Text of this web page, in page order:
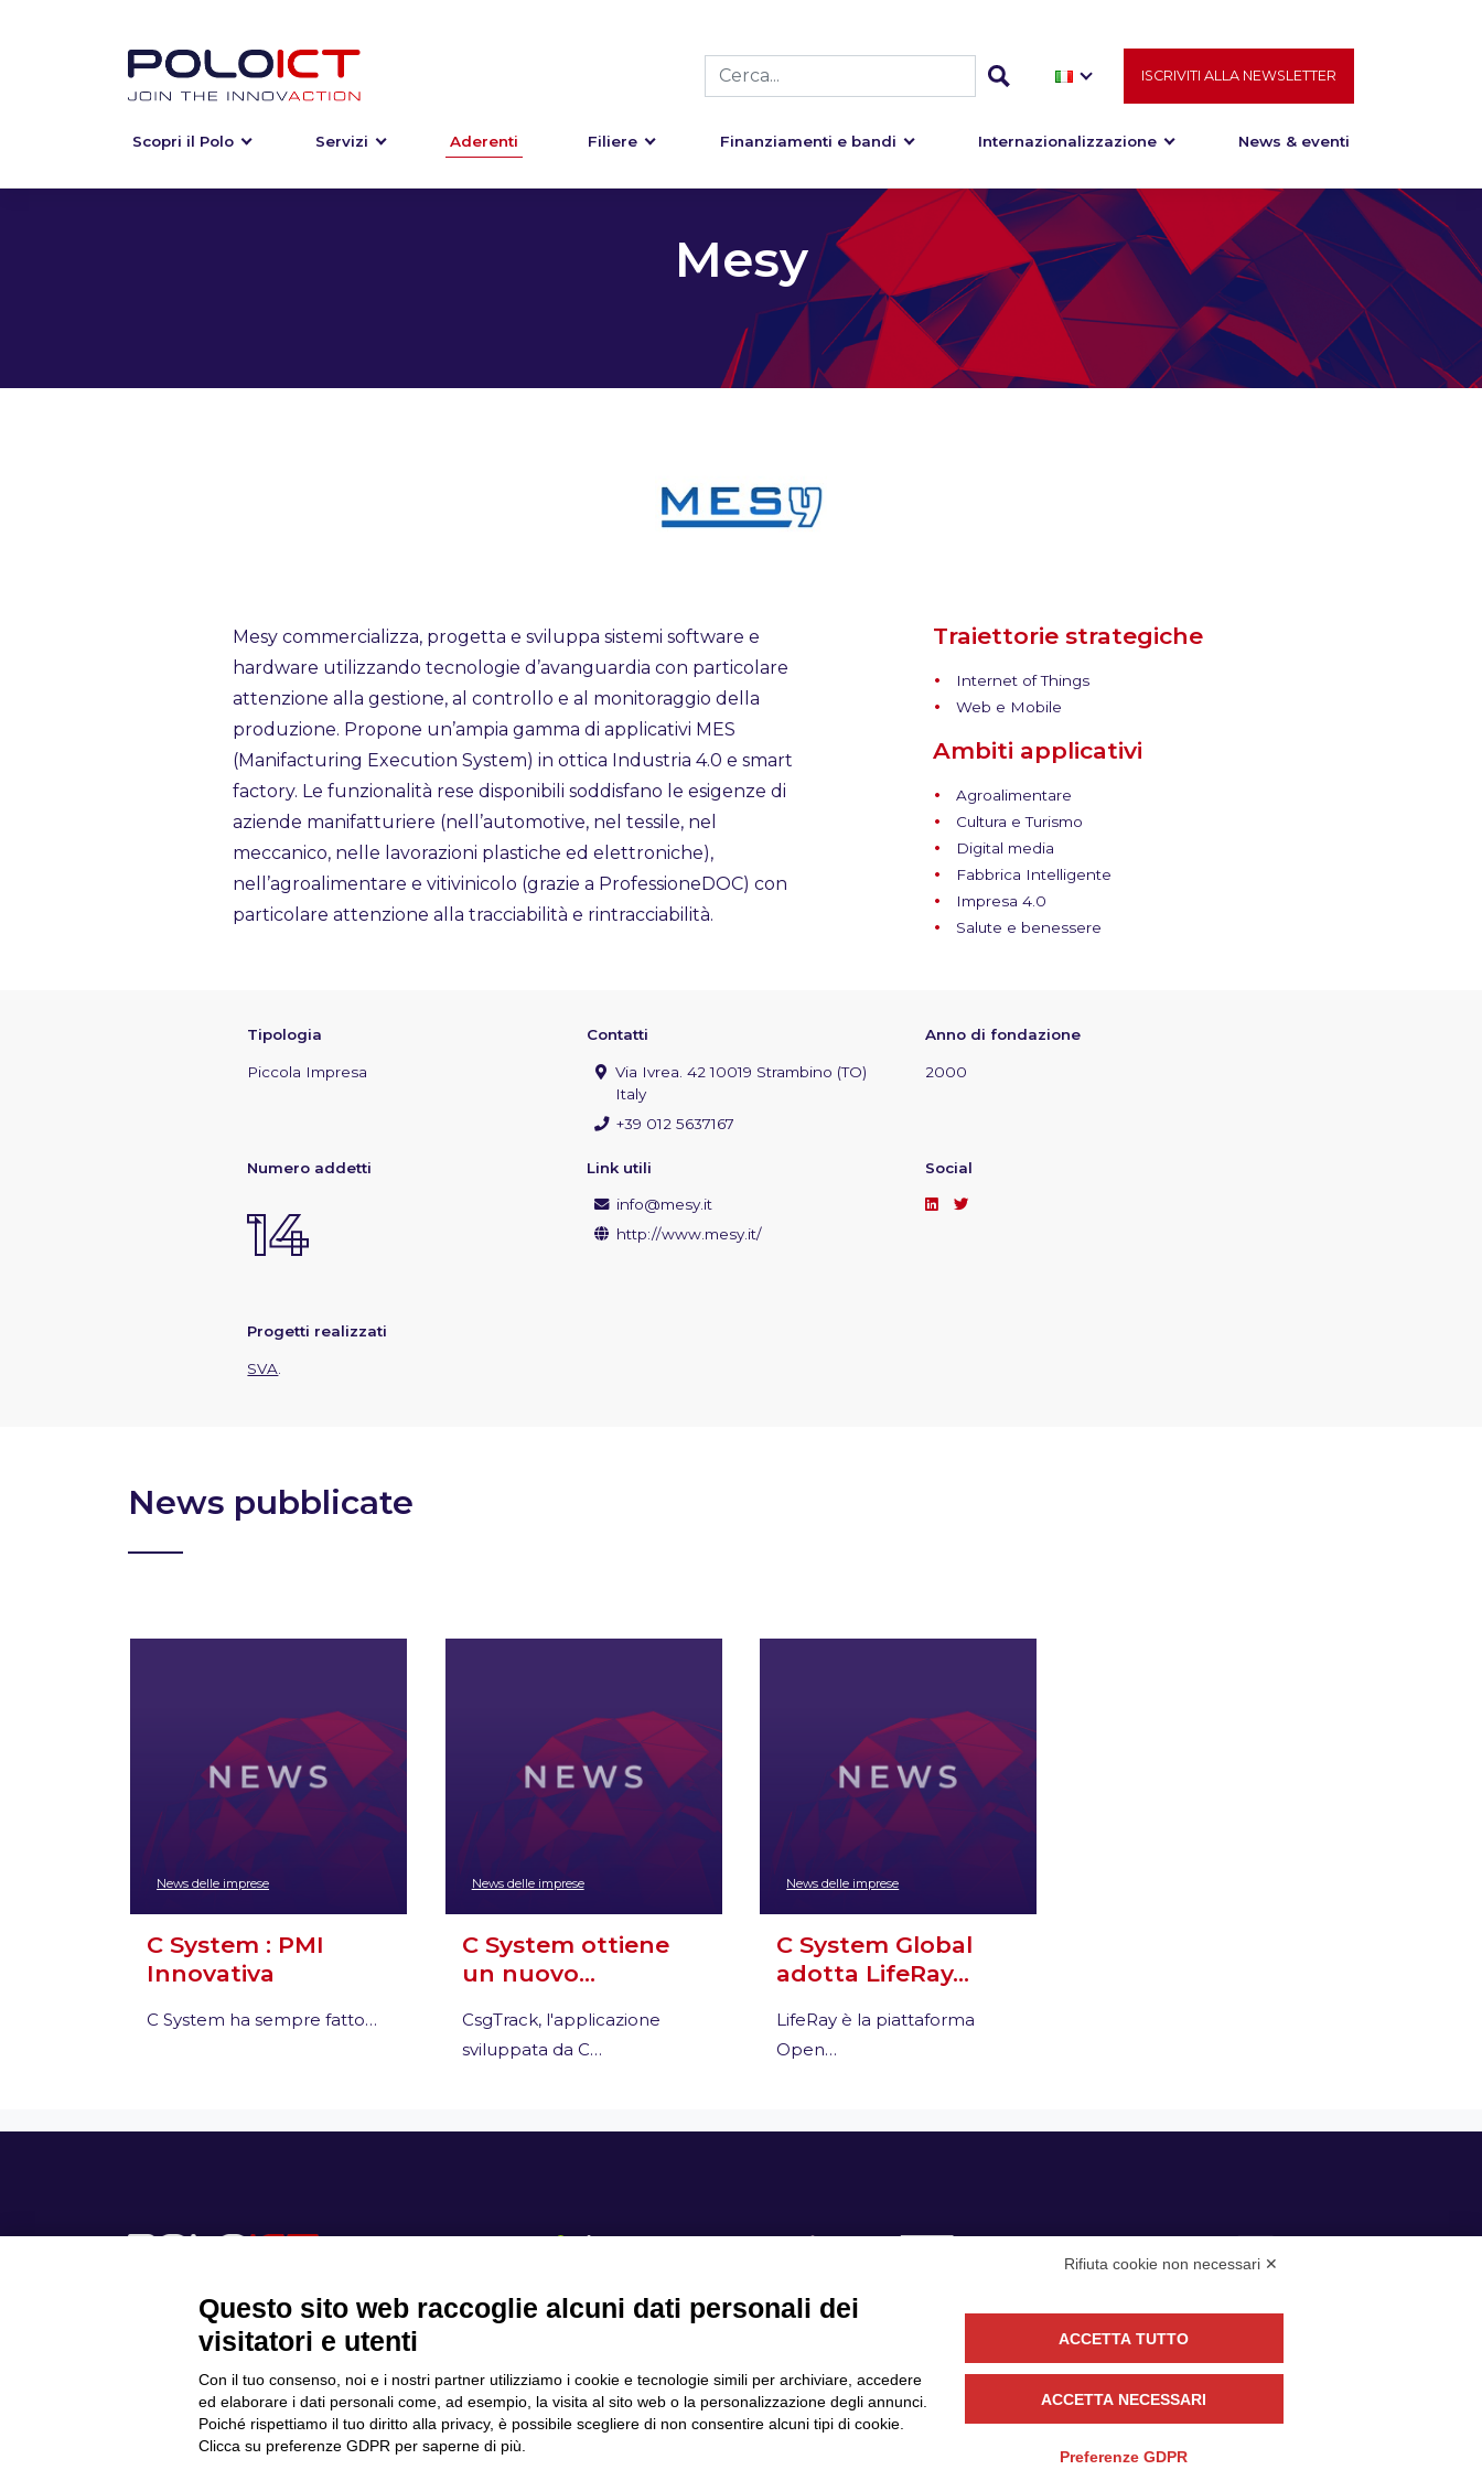
ISCRIVITI ALLA NEWSLETTER
Scopri il Polo Servizi Aderenti Filiere Finanziamenti e bandi Internazionalizzazione News & eventi
Mesy
Mesy commercializza, progetta e sviluppa sistemi software e
hardware utilizzando tecnologie d’avanguardia con particolare
attenzione alla gestione, al controllo e al monitoraggio della
produzione. Propone un’ampia gamma di applicativi MES
(Manifacturing Execution System) in ottica Industria 4.0 e smart
factory. Le funzionalità rese disponibili soddisfano le esigenze di
aziende manifatturiere (nell’automotive, nel tessile, nel
meccanico, nelle lavorazioni plastiche ed elettroniche),
nell’agroalimentare e vitivinicolo (grazie a ProfessioneDOC) con
particolare attenzione alla tracciabilità e rintracciabilità.
Traiettorie strategiche
Internet of Things
Web e Mobile
Ambiti applicativi
Agroalimentare
Cultura e Turismo
Digital media
Fabbrica Intelligente
Impresa 4.0
Salute e benessere
Tipologia
Piccola Impresa
Contatti
Via Ivrea. 42 10019 Strambino (TO)
Italy
+39 012 5637167
Anno di fondazione
2000
Numero addetti
14
Link utili
info@mesy.it
http://www.mesy.it/
Social
Progetti realizzati
SVA
News pubblicate
News delle imprese
C System : PMI
Innovativa
C System ha sempre fatto…
News delle imprese
C System ottiene
un nuovo…
CsgTrack, l'applicazione
sviluppata da C…
News delle imprese
C System Global
adotta LifeRay…
LifeRay è la piattaforma
Open…
Privacy Policy
Cookie Policy
Scopri il Polo Servizi
Community
Progetti
Partner
Finanziamenti e bandi
Internazionalizzazione
Seguici
CONTATTACI
Rifiuta cookie non necessari ✕
Questo sito web raccoglie alcuni dati personali dei
visitatori e utenti
Con il tuo consenso, noi e i nostri partner utilizziamo i cookie e tecnologie simili per archiviare, accedere
ed elaborare i dati personali come, ad esempio, la visita al sito web o la personalizzazione degli annunci.
Poiché rispettiamo il tuo diritto alla privacy, è possibile scegliere di non consentire alcuni tipi di cookie.
Clicca su preferenze GDPR per saperne di più.
ACCETTA TUTTO
ACCETTA NECESSARI
Preferenze GDPR